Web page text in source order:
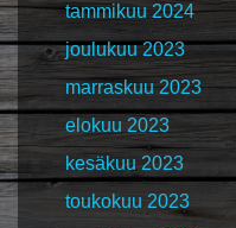
tammikuu 2024
joulukuu 2023
marraskuu 2023
elokuu 2023
kesäkuu 2023
toukokuu 2023